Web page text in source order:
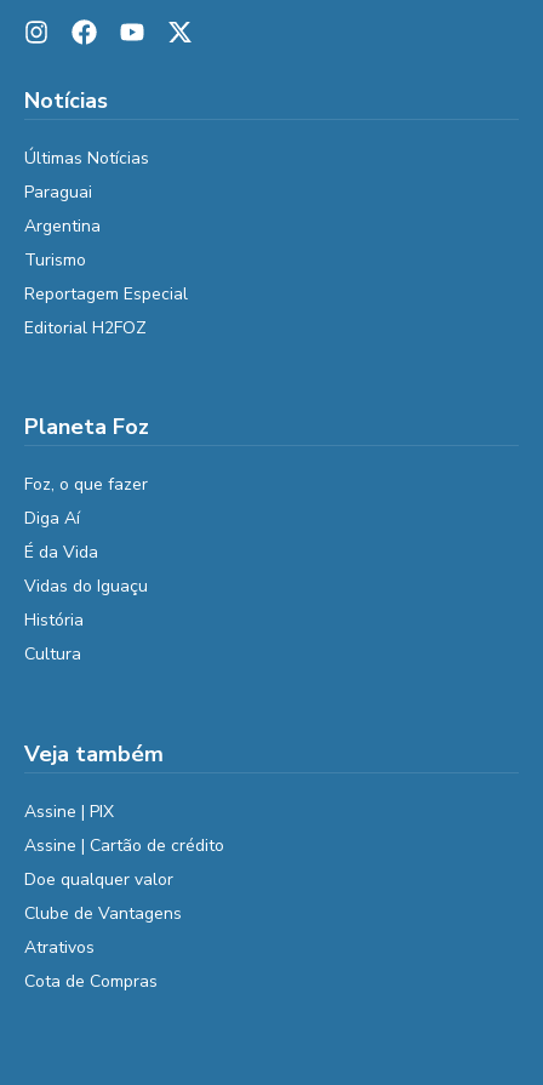
Notícias
Últimas Notícias
Paraguai
Argentina
Turismo
Reportagem Especial
Editorial H2FOZ
Planeta Foz
Foz, o que fazer
Diga Aí
É da Vida
Vidas do Iguaçu
História
Cultura
Veja também
Assine | PIX
Assine | Cartão de crédito
Doe qualquer valor
Clube de Vantagens
Atrativos
Cota de Compras